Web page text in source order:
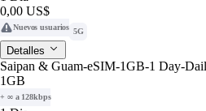
0,00 US$
Nuevos usuarios 5G
Detalles
Saipan & Guam-eSIM-1GB-1 Day-
1GB
+ ∞ a 128kbps